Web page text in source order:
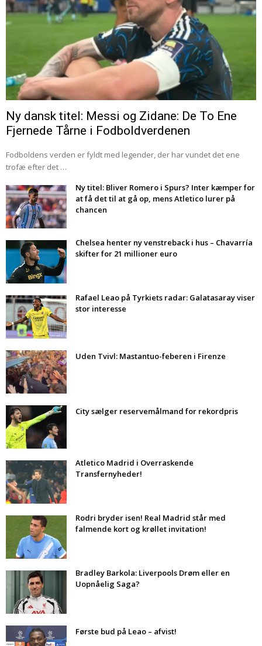
Ny dansk titel: Messi og Zidane: De To Ene
Fjernede Tårne i Fodboldverdenen
Fodboldens verden er fyldt med legender, der har vundet det ene
trofæ efter det …
Ny titel: Bliver Romero i Spurs? Inter kæmper for
at få det til at gå op, mens Atletico lurer på
chancen
Chelsea henter ny venstreback i hus – Chavarría
skifter for 21 millioner euro
Rafael Leao på Tyrkiets radar: Galatasaray viser
stor interesse
Uden Tvivl: Mastantuo-feberen i Firenze
City sælger reservemålmand for rekordpris
Atletico Madrid i Overraskende
Transfernyheder!
Rodri bryder isen! Real Madrid står med
falmende kort og krøllet invitation!
Bradley Barkola: Liverpools Drøm eller en
Uopnåelig Saga?
Første bud på Leao – afvist!